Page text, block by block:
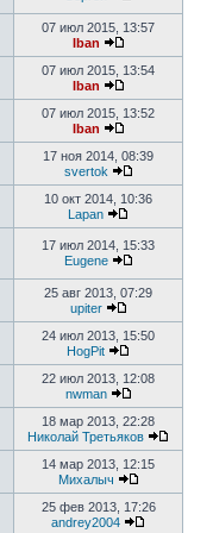
07 июл 2015, 13:57
Iban
07 июл 2015, 13:54
Iban
07 июл 2015, 13:52
Iban
17 ноя 2014, 08:39
svertok
10 окт 2014, 10:36
Lapan
17 июл 2014, 15:33
Eugene
25 авг 2013, 07:29
upiter
24 июл 2013, 15:50
HogPit
22 июл 2013, 12:08
nwman
18 мар 2013, 22:28
Николай Третьяков
14 мар 2013, 12:15
Михалыч
25 фев 2013, 17:26
andrey2004